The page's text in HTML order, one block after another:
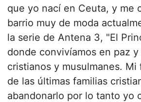
que yo nací en Ceuta, y me
barrio muy de moda
la serie de Antena 3, "El
donde convivíamos en paz y
cristianos y musulmanes. Mi
de las últimas familias
abandonarlo por lo tanto yo